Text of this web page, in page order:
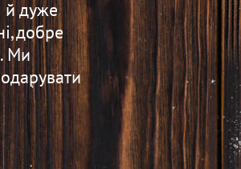
й дуже
добре
Ми